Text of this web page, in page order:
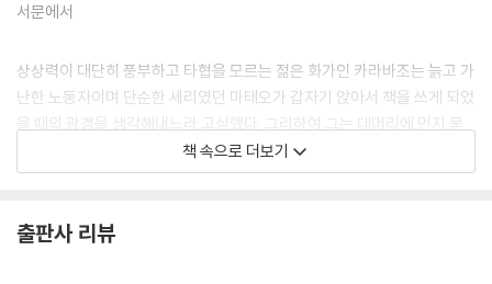
- 19세기
26 새로운 규범을 찾아서
에 대해 보다 많이 보다 정확하게 아는 사람만이 그 대상을 제대로 이해하
있는 미술에 꼭 들어맞는 말이다. E. H. 곰브리치의 <서양미술사>를 통해
우리는 미술 작품을 제대로 보기 위해 알아야 할 배경들과 만날 수 있다. 그
렇다면 개별 작품의 배경에 대한 해설과 이해면 충분하지 왜 하필 그것을
역사적으로, 그러니까 미술사의 관점에서 이해해야 할까? 곰브리치는 이
렇게 말한다.
"미술이라는 것은 사실상 존재하지 않는다. 다만 미술가들이 있을 뿐이다.
서문에서
상상력이 대단히 풍부하고 타협을 모르는 젊은 화가인 카라바조는 늙고 가
난한 노동자이며 단순한 세리였던 마태오가 갑자기 앉아서 책을 쓰게 되었
을 때의 광경을 생각해내느라 고심했다. 그리하여 그는 대머리에 먼지 묻
은 맨발로 커다란 책을 어색하게 거머쥐고, 익숙하지 않은 글을 쓴다는 긴
장감 때문에 걱정스럽게 이마를 찌푸리고 있는 <성 마태오>를 그렸다. 그
자의 손을 공손하게 잡아 이끌고 있는 젊고 아름다운 천사를 그렸다.
책 속으로 더보기
출판사 리뷰